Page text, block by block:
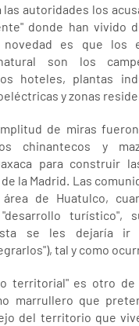
las autoridades los
donde han vivido
es que los
son los
hoteles, plantas
y zonas
de miras
chinantecos y
para construir
la Madrid. Las
de Huatulco,
turístico",
se les dejaría ir
tal y como
territorial" es otro de
marrullero que
del territorio que